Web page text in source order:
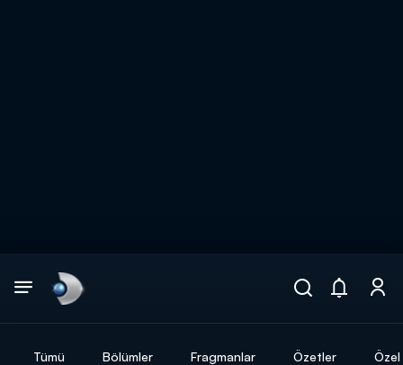
Tümü Bölümler Fragmanlar Özetler